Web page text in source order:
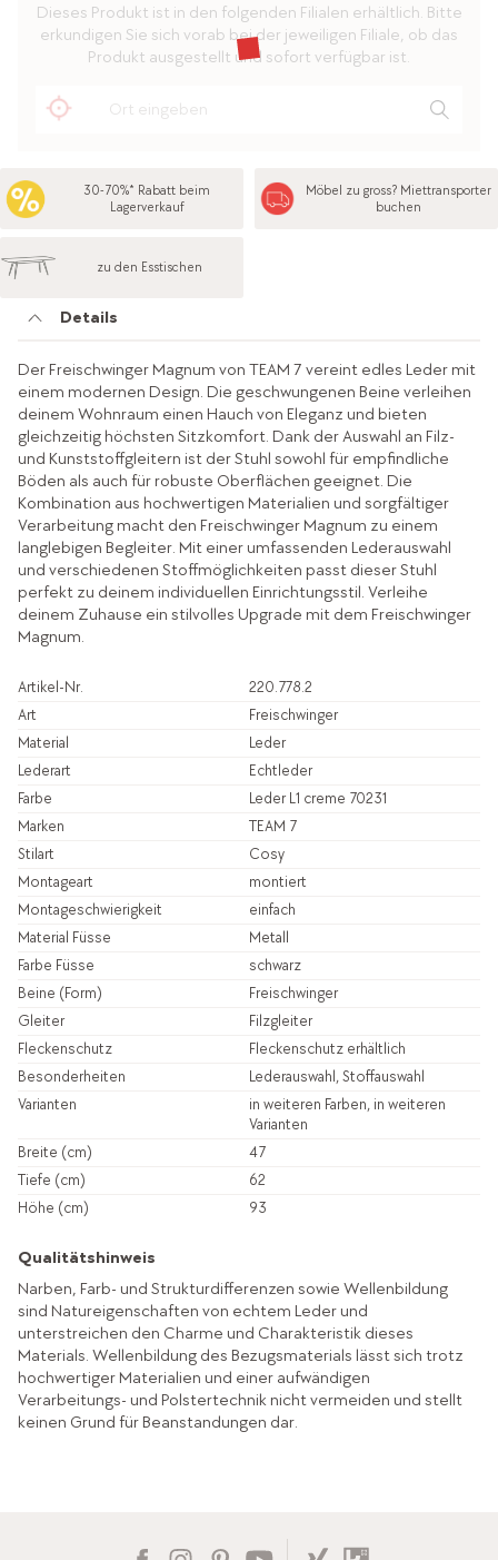
Dieses Produkt ist in den folgenden Filialen erhältlich. Bitte
erkundigen Sie sich vorab bei der jeweiligen Filiale, ob das
Produkt ausgestellt und sofort verfügbar ist.
30-70%* Rabatt beim
Lagerverkauf
Möbel zu gross? Miettransporter
buchen
zu den Esstischen
Details
Der Freischwinger Magnum von TEAM 7 vereint edles Leder mit
einem modernen Design. Die geschwungenen Beine verleihen
deinem Wohnraum einen Hauch von Eleganz und bieten
gleichzeitig höchsten Sitzkomfort. Dank der Auswahl an Filz-
und Kunststoffgleitern ist der Stuhl sowohl für empfindliche
Böden als auch für robuste Oberflächen geeignet. Die
Kombination aus hochwertigen Materialien und sorgfältiger
Verarbeitung macht den Freischwinger Magnum zu einem
langlebigen Begleiter. Mit einer umfassenden Lederauswahl
und verschiedenen Stoffmöglichkeiten passt dieser Stuhl
perfekt zu deinem individuellen Einrichtungsstil. Verleihe
deinem Zuhause ein stilvolles Upgrade mit dem Freischwinger
Magnum.
Artikel-Nr.
220.778.2
Art
Freischwinger
Material
Leder
Lederart
Echtleder
Farbe
Leder L1 creme 70231
Marken
TEAM 7
Stilart
Cosy
Montageart
montiert
Montageschwierigkeit
einfach
Material Füsse
Metall
Farbe Füsse
schwarz
Beine (Form)
Freischwinger
Gleiter
Filzgleiter
Fleckenschutz
Fleckenschutz erhältlich
Besonderheiten
Lederauswahl, Stoffauswahl
Varianten
in weiteren Farben, in weiteren
Varianten
Breite (cm)
47
Tiefe (cm)
62
Höhe (cm)
93
Qualitätshinweis
Narben, Farb- und Strukturdifferenzen sowie Wellenbildung
sind Natureigenschaften von echtem Leder und
unterstreichen den Charme und Charakteristik dieses
Materials. Wellenbildung des Bezugsmaterials lässt sich trotz
hochwertiger Materialien und einer aufwändigen
Verarbeitungs- und Polstertechnik nicht vermeiden und stellt
keinen Grund für Beanstandungen dar.